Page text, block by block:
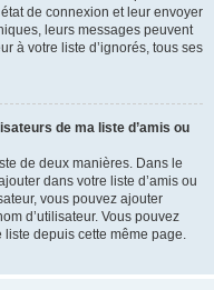
de connexion et leur envoyer
leurs messages peuvent
à votre liste d’ignorés, tous ses
de ma liste d’amis ou
de deux manières. Dans le
dans votre liste d’amis ou
vous pouvez ajouter
d’utilisateur. Vous pouvez
depuis cette même page.